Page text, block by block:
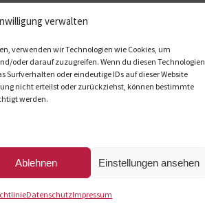
verwalten
verwenden wir Technologien wie Cookies, um
oder darauf zuzugreifen. Wenn du diesen Technologien
oder eindeutige IDs auf dieser Website
nicht erteilst oder zurückziehst, können bestimmte
werden.
Ablehnen Einstellungen ansehen
DatenschutzImpressum
Files,Choose Files to Upload
🇪🇸 Spanien